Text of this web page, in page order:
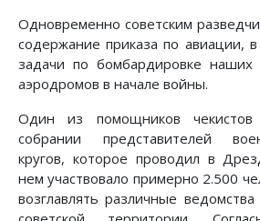
Одновременно советским
содержание приказа по авиации, в
задачи по бомбардировке наших
аэродромов в начале войны.
Один из помощников чекистов
собрании представителей
кругов, которое проводил в
нем участвовало примерно 2.500
возглавлять различные